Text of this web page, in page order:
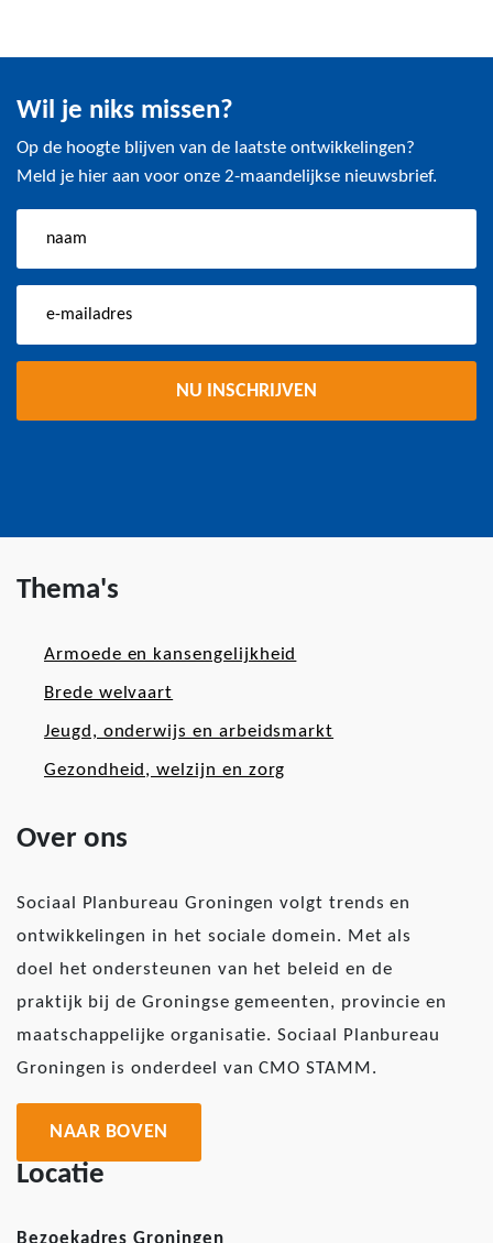
Wil je niks missen?
Op de hoogte blijven van de laatste ontwikkelingen?
Meld je hier aan voor onze 2-maandelijkse nieuwsbrief.
Thema's
Armoede en kansengelijkheid
Brede welvaart
Jeugd, onderwijs en arbeidsmarkt
Gezondheid, welzijn en zorg
Over ons
Sociaal Planbureau Groningen volgt trends en
ontwikkelingen in het sociale domein. Met als
doel het ondersteunen van het beleid en de
praktijk bij de Groningse gemeenten, provincie en
maatschappelijke organisatie. Sociaal Planbureau
Groningen is onderdeel van CMO STAMM.
NAAR BOVEN
Locatie
Bezoekadres Groningen